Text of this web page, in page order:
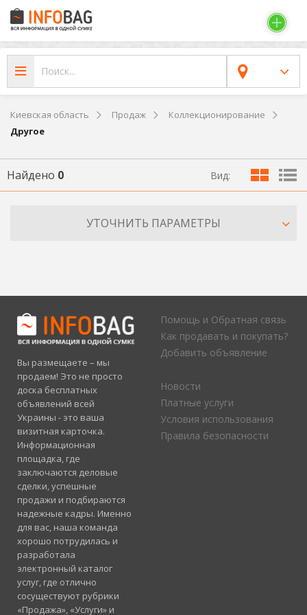
Киевская область Продаж
Коллекционирование
Другое
Найдено 0 Вид:
УТОЧНИТЬ ПАРАМЕТРЫ
Вы размещаете – мы
продаем! Это не просто
доска бесплатных
объявлений всей
Украины - это ваша
визитная карточка.
Информационная
площадка, где
заключаются деловые
сделки, успешные
продажи и подбираются
надежные кадры. Именно
для вас, наша команда
хорошо потрудилась и
разработала
электронный каталог
услуг, где отлично
сосуществуют рубрики
«Продажа», «Услуги» и
Помощь и Обратная связь
Как продавать и покупать?
Добавить объявление
Новости
Платные услуги
Условия использования
Правила безопасности